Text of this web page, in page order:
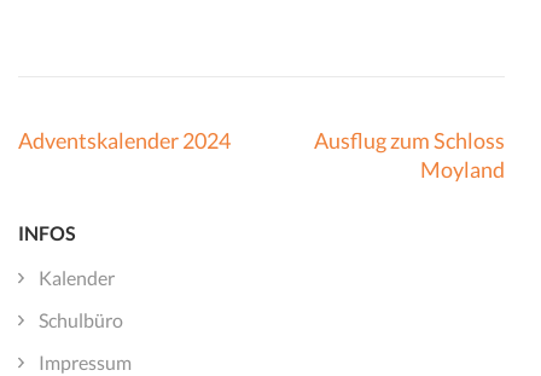
Beitragsnavigation
Adventskalender 2024
Ausflug zum Schloss
Moyland
INFOS
Kalender
Schulbüro
Impressum